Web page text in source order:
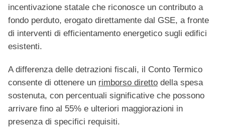
incentivazione statale che riconosce un contributo a
fondo perduto, erogato direttamente dal GSE, a fronte
di interventi di efficientamento energetico sugli edifici
esistenti.
A differenza delle detrazioni fiscali, il Conto Termico
consente di ottenere un rimborso diretto della spesa
sostenuta, con percentuali significative che possono
arrivare fino al 55% e ulteriori maggiorazioni in
presenza di specifici requisiti.